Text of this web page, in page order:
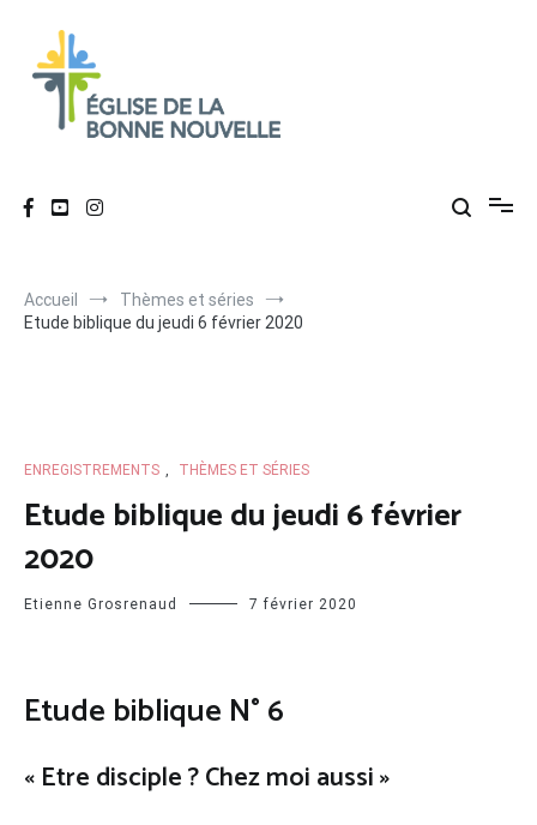
contenu
Accueil
Thèmes et séries
Etude biblique du jeudi 6 février 2020
ENREGISTREMENTS , THÈMES ET SÉRIES
Etude biblique du jeudi 6 février
2020
Etienne Grosrenaud 7 février 2020
Etude biblique N° 6
« Etre disciple ? Chez moi aussi »